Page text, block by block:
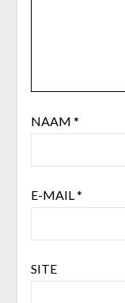
NAAM *
E-MAIL*
SITE